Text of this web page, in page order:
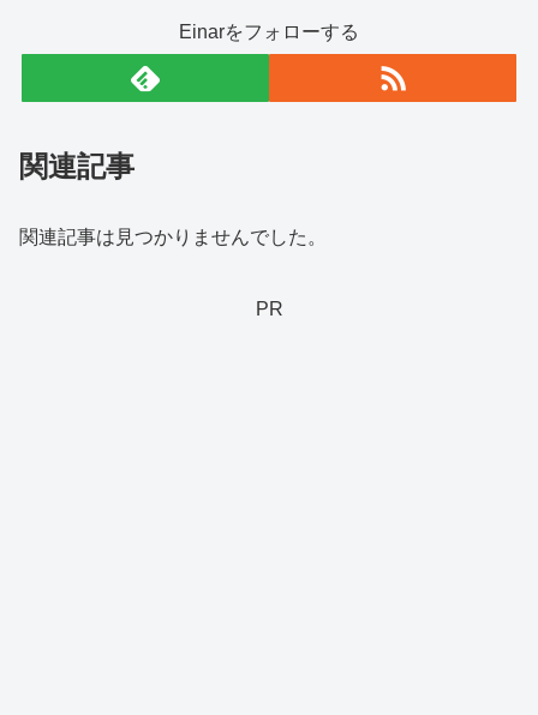
Einarをフォローする
関連記事
関連記事は見つかりませんでした。
PR